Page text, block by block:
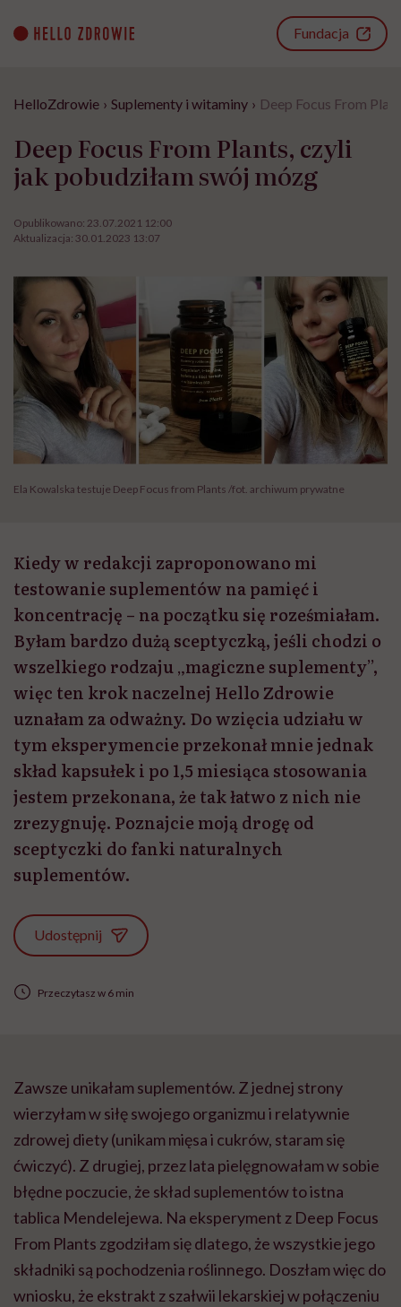
content
Fundacja
HelloZdrowie › Suplementy i witaminy › Deep Focus From
Deep Focus From Plants, czyli
jak pobudziłam swój mózg
Opublikowano: 23.07.2021 12:00
Aktualizacja: 30.01.2023 13:07
Ela Kowalska testuje Deep Focus from Plants /fot. archiwum prywatne
Kiedy w redakcji zaproponowano mi
testowanie suplementów na pamięć i
koncentrację – na początku się roześmiałam.
Byłam bardzo dużą sceptyczką, jeśli chodzi o
wszelkiego rodzaju „magiczne suplementy”,
więc ten krok naczelnej Hello Zdrowie
uznałam za odważny. Do wzięcia udziału w
tym eksperymencie przekonał mnie jednak
skład kapsułek i po 1,5 miesiąca stosowania
jestem przekonana, że tak łatwo z nich nie
zrezygnuję. Poznajcie moją drogę od
sceptyczki do fanki naturalnych
suplementów.
Udostępnij
Przeczytasz w 6 min
Zawsze unikałam suplementów. Z jednej strony
wierzyłam w siłę swojego organizmu i relatywnie
zdrowej diety (unikam mięsa i cukrów, staram się
ćwiczyć). Z drugiej, przez lata pielęgnowałam w sobie
błędne poczucie, że skład suplementów to istna
tablica Mendelejewa. Na eksperyment z Deep Focus
From Plants zgodziłam się dlatego, że wszystkie jego
składniki są pochodzenia roślinnego. Doszłam więc do
wniosku, że ekstrakt z szałwii lekarskiej w połączeniu